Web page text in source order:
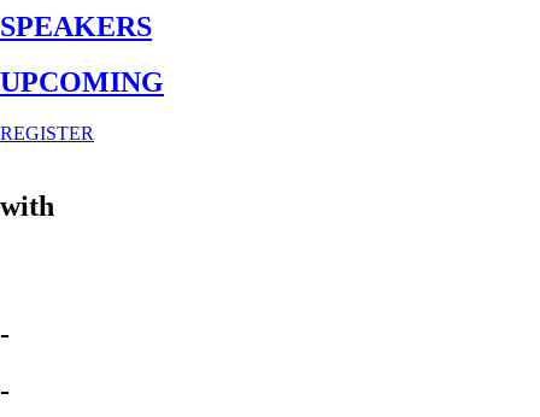
SPEAKERS
UPCOMING
REGISTER
with
-
-